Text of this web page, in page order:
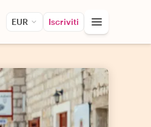
EUR Iscriviti